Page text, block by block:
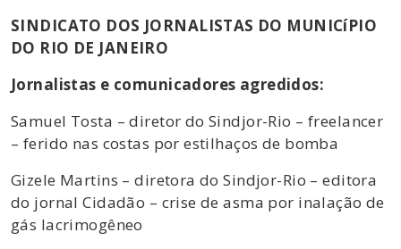
SINDICATO DOS JORNALISTAS DO MUNICíPIO
DO RIO DE JANEIRO
Jornalistas e comunicadores agredidos:
Samuel Tosta – diretor do Sindjor-Rio – freelancer
– ferido nas costas por estilhaços de bomba
Gizele Martins – diretora do Sindjor-Rio – editora
do jornal Cidadão – crise de asma por inalação de
gás lacrimogêneo